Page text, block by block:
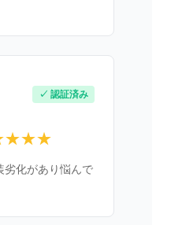
✓ 認証済み
劣化があり悩んで